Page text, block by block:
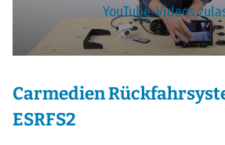
YouTube-Videos
Carmedien
ESRFS2